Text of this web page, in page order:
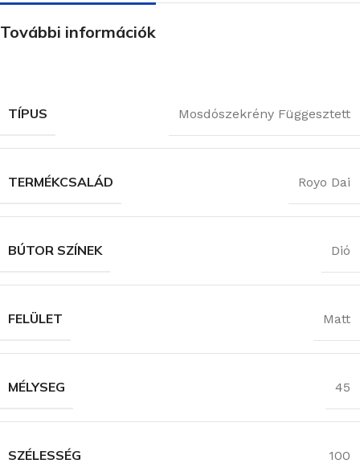
További információk
TÍPUS Mosdószekrény Függesztett
TERMÉKCSALÁD Royo Dai
BÚTOR SZÍNEK Dió
FELÜLET Matt
MÉLYSEG 45
SZÉLESSÉG 100